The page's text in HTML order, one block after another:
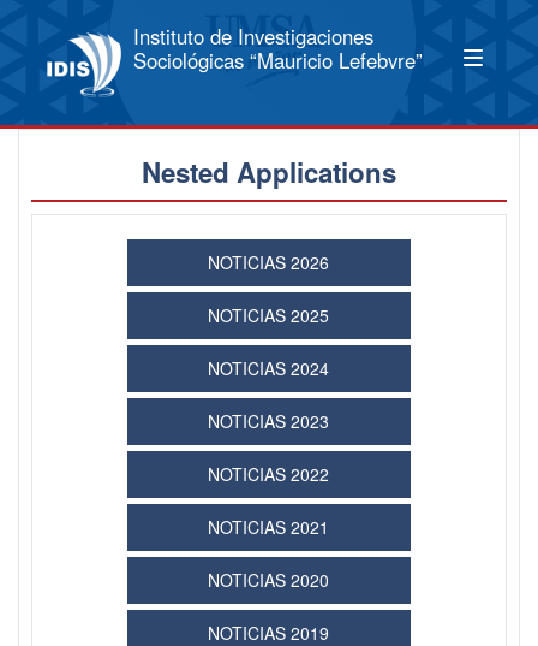
Instituto de Investigaciones
Sociológicas “Mauricio Lefebvre”
Nested Applications
NOTICIAS 2026
NOTICIAS 2025
NOTICIAS 2024
NOTICIAS 2023
NOTICIAS 2022
NOTICIAS 2021
NOTICIAS 2020
NOTICIAS 2019